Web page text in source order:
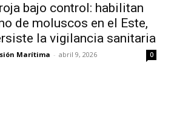
bajo control: habilitan
de moluscos en el Este,
la vigilancia sanitaria
Marítima - abril 9, 2026 0